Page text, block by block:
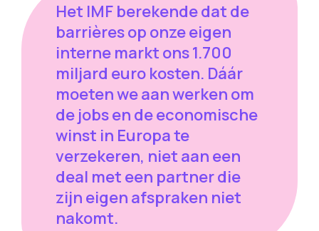
Het IMF berekende dat de
barrières op onze eigen
interne markt ons 1.700
miljard euro kosten. Dáár
moeten we aan werken om
de jobs en de economische
winst in Europa te
verzekeren, niet aan een
deal met een partner die
zijn eigen afspraken niet
nakomt.